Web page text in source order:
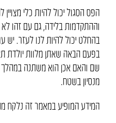
הפס הסגול יכול להיות כלי
וההתקדמות בלידה, גם עם זהו
בהחלט יכול להיות לנו לעזר. יש
בפעם הבאה שאתן מלוות יולדת
שם והאם אכן הוא משתנה במהלך
מנסיון בשטח.
המידע המופיע במאמר זה נלקח